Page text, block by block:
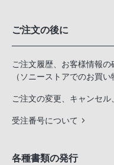
ご注文の後に
ご注文履歴、お客様情報の
（ソニーストアでのお買い
ご注文の変更、キャンセ
受注番号について
各種書類の発行